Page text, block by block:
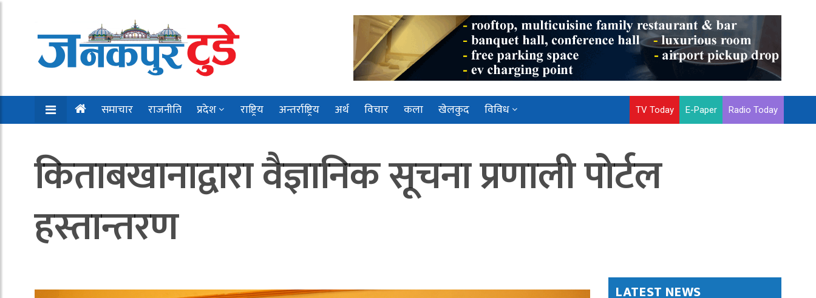
समाचार राजनीति प्रदेश राष्ट्रिय अन्तर्राष्ट्रिय अर्थ विचार कला खेलकुद विविध TV Today E-Paper Radio Today
किताबखानाद्वारा वैज्ञानिक सूचना प्रणाली पोर्टल
हस्तान्तरण
LATEST NEWS